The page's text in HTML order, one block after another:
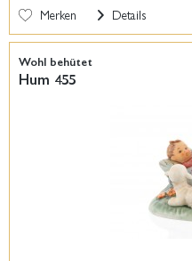
Merken Details
Wohl behütet
Hum 455